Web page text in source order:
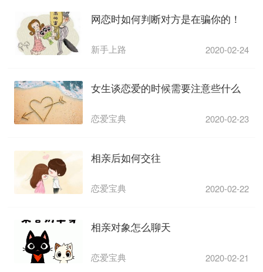
网恋时如何判断对方是在骗你的！
新手上路 2020-02-24
女生谈恋爱的时候需要注意些什么
恋爱宝典 2020-02-23
相亲后如何交往
恋爱宝典 2020-02-22
相亲对象怎么聊天
恋爱宝典 2020-02-21